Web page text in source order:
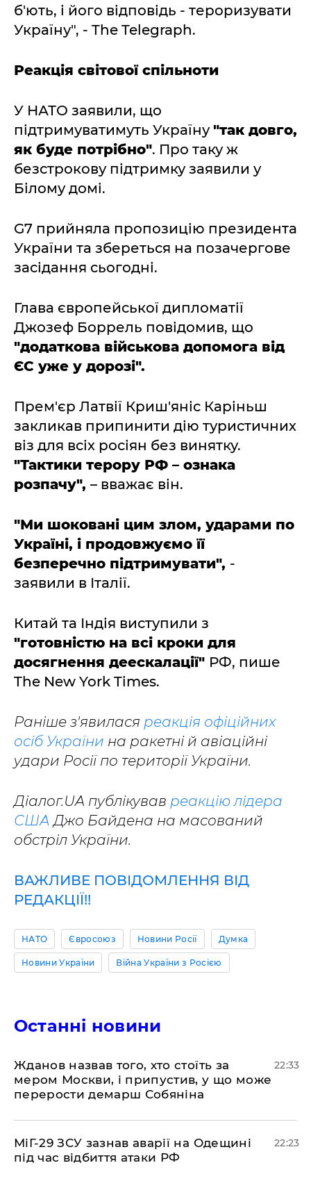
б'ють, і його відповідь - тероризувати
Україну", - The Telegraph.
Реакція світової спільноти
У НАТО заявили, що
підтримуватимуть Україну"так довго,
як буде потрібно". Про таку ж
безстрокову підтримку заявили у
Білому домі.
G7 прийняла пропозицію президента
України та збереться на позачергове
засідання сьогодні.
Глава європейської дипломатії
Джозеф Боррель повідомив, що
"додаткова військова допомога від
ЄС уже у дорозі".
Прем'єр Латвії Криш'яніс Каріньш
закликав припинити дію туристичних
віз для всіх росіян без винятку.
"Тактики терору РФ – ознака
розпачу", – вважає він.
"Ми шоковані цим злом, ударами по
Україні, і продовжуємо її
безперечно підтримувати", -
заявили в Італії.
Китай та Індія виступили з
"готовністю на всі кроки для
досягнення деескалації" РФ, пише
The New York Times.
Раніше з'явилася реакція офіційних
осіб України на ракетні й авіаційні
удари Росії по території України.
Діалог.UA публікував реакцію лідера
США Джо Байдена на масований
обстріл України.
ВАЖЛИВЕ ПОВІДОМЛЕННЯ ВІД
РЕДАКЦІЇ!!
НАТО Євросоюз Новини Росії Думка
Новини України Війна України з Росією
Останні новини
​Жданов назвав того, хто стоїть за
мером Москви, і припустив, у що може
перерости демарш Собяніна
22:33
​МіГ-29 ЗСУ зазнав аварії на Одещині
під час відбиття атаки РФ
22:23